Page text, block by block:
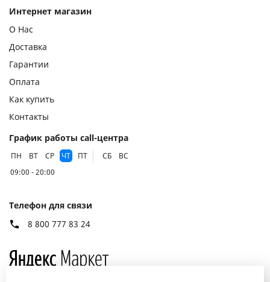
Напряжение:
Интернет магазин
О Нас
Доставка
Гарантии
Оплата
Как купить
Контакты
График работы call-центра
ПН ВТ СР ЧТ ПТ СБ
ВС
09:00 - 20:00
Телефон для связи
8 800 777 83 24